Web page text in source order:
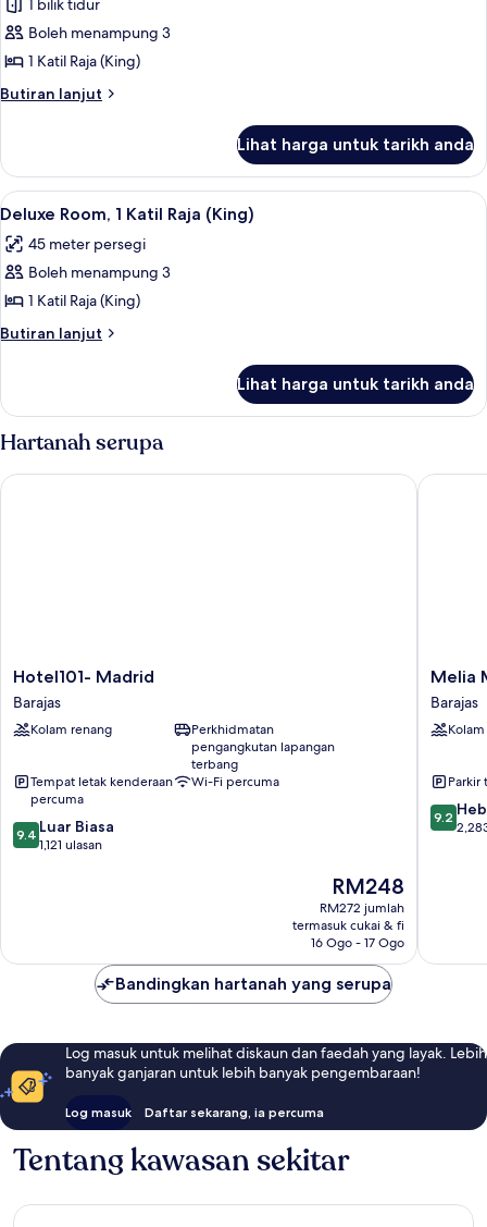
Lounge
untuk
Executive
Suite,
1
Katil
(King)
Boleh menampung 3
1 Katil Raja (King)
Butiran lanjut
Butiran
Suite,
Katil
(King)
Lihat harga untuk tarikh anda
Lihat
semua
foto
untuk
Deluxe
Room,
Raja
Deluxe Room, 1 Katil Raja (King) |
7
Deluxe Room, 1 Katil Raja (King)
45 meter persegi
Boleh menampung 3
1 Katil Raja (King)
Butiran lanjut
Butiran
Room,
Katil
(King)
Lihat harga untuk tarikh anda
Hartanah serupa
Hotel101-
Madrid
Barajas
Hotel101- Madrid
Barajas
Kolam renang
Perkhidmatan
pengangkutan lapangan
terbang
Tempat letak kenderaan
percuma
Wi-Fi percuma
9.4
daripada
9.4 Luar Biasa
1,121 ulasan
Harga
ialah
RM248
RM248
RM272 jumlah
termasuk cukai & fi
16 Ogo - 17 Ogo
Hotel101- Madrid
Melia
Madrid
Barajas
Barajas
Melia
Barajas
Parkir
9.2
9.2
Melia
Bandingkan hartanah yang serupa
Log masuk untuk melihat diskaun dan faedah yang layak. Lebih
banyak ganjaran untuk lebih banyak pengembaraan!
Log masuk Daftar sekarang, ia percuma
Tentang kawasan sekitar